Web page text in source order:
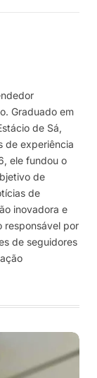
Graduado em
de Sá,
de experiência
ele fundou o
de
de
inovadora e
responsável por
de seguidores